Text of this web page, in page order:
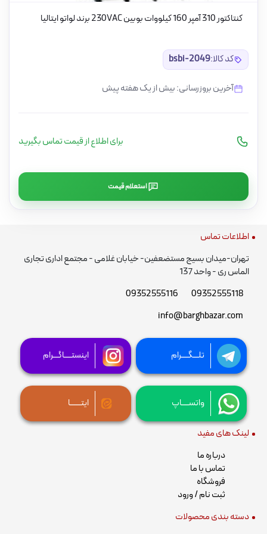
کنتاکتور 310 آمپر 160 کیلووات بوبین 230VAC برند لواتو ایتالیا
کد کالا:bsbi-2049
آخرین بروزرسانی: بیش از یک هفته پیش
برای اطلاع از قیمت تماس بگیرید
استعلام قیمت
اطلاعات تماس
تهران-میدان بسیج مستضعفین- خیابان غلامی - مجتمع اداری تجاری
الماس ری - واحد 137
09352555118
09352555116
info@barghbazar.com
تلـــگــــرام اینستــــاگـــرام
واتســــاپ ایتــــــا
لینک های مفید
درباره ما
تماس با ما
فروشگاه
ثبت نام / ورود
دسته بندی محصولات